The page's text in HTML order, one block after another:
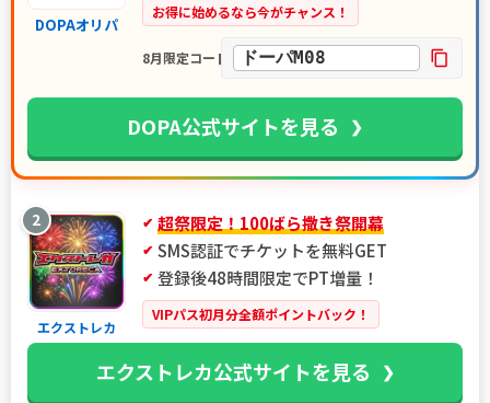
DOPAオリパ
お得に始めるなら今がチャンス！
8月限定コード ドーパM08
DOPA公式サイトを見る
2
エクストレカ
超祭限定！100ばら撒き祭開幕
SMS認証でチケットを無料GET
登録後48時間限定でPT増量！
VIPパス初月分全額ポイントバック！
エクストレカ公式サイトを見る